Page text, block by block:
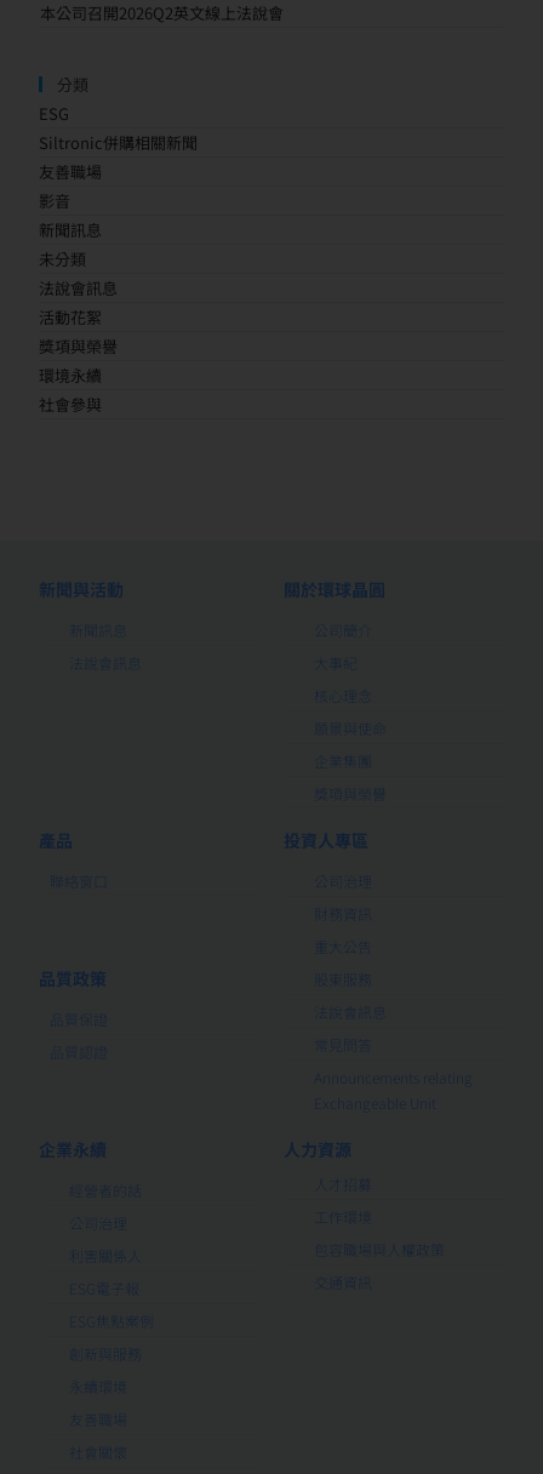
本公司召開2026Q2英文線上法說會
分類
ESG
Siltronic併購相關新聞
友善職場
影音
新聞訊息
未分類
法說會訊息
活動花絮
獎項與榮譽
環境永續
社會參與
新聞與活動
新聞訊息
法說會訊息
關於環球晶圓
公司簡介
大事紀
核心理念
願景與使命
企業集團
獎項與榮譽
產品
聯絡窗口
品質政策
品質保證
品質認證
投資人專區
公司治理
財務資訊
重大公告
股東服務
法說會訊息
常見問答
Announcements relating
Exchangeable Unit
企業永續
經營者的話
公司治理
利害關係人
ESG電子報
ESG焦點案例
創新與服務
永續環境
友善職場
社會關懷
人力資源
人才招募
工作環境
包容職場與人權政策
交通資訊